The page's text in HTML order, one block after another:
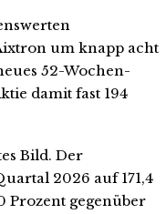
um knapp acht
52-Wochen-
damit fast 194
Bild. Der
2026 auf 171,4
gegenüber